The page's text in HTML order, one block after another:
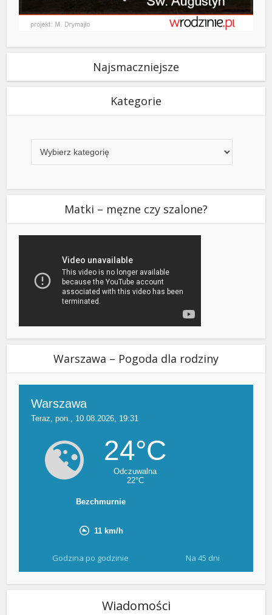
Najsmaczniejsze
Kategorie
Matki – męzne czy szalone?
Warszawa – Pogoda dla rodziny
Godzina po godzinie Na 45 dni
Wiadomości